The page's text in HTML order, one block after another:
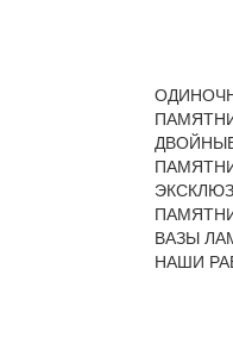
ВАЗЫ
НАШИ